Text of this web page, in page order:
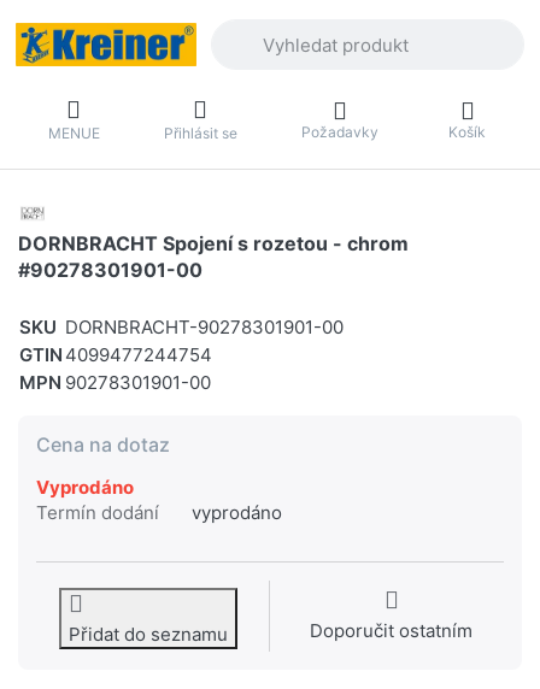
MENUE Přihlásit se Požadavky Košík
DORNBRACHT Spojení s rozetou - chrom
#90278301901-00
SKU DORNBRACHT-90278301901-00
GTIN 4099477244754
MPN 90278301901-00
Cena na dotaz
Vyprodáno
Termín dodání
vyprodáno
Přidat do seznamu Doporučit ostatním